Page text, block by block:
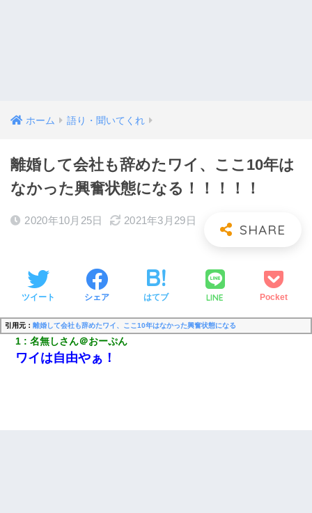
ホーム 語り・聞いてくれ
離婚して会社も辞めたワイ、ここ10年は
なかった興奮状態になる！！！！！
2020年10月25日 2021年3月29日
ツイート シェア はてブ LINE Pocket
引用元： 離婚して会社も辞めたワイ、ここ10年はなかった興奮状態になる
1 名無しさん＠おーぷん
ワイは自由やぁ！